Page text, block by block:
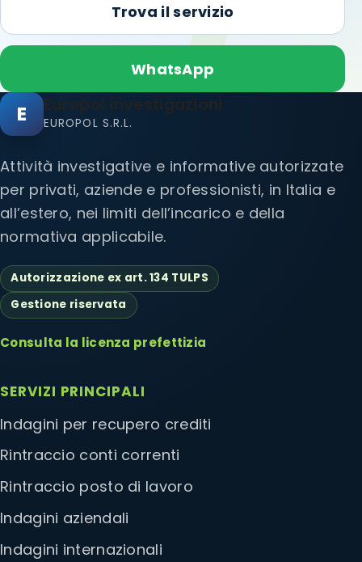
Trova il servizio
WhatsApp
E Europol Investigazioni
EUROPOL S.R.L.
Attività investigative e informative autorizzate
per privati, aziende e professionisti, in Italia e
all’estero, nei limiti dell’incarico e della
normativa applicabile.
Autorizzazione ex art. 134 TULPS
Gestione riservata
Consulta la licenza prefettizia
SERVIZI PRINCIPALI
Indagini per recupero crediti
Rintraccio conti correnti
Rintraccio posto di lavoro
Indagini aziendali
Indagini internazionali